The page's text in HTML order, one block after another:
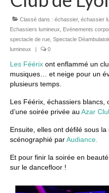
Classé dans : échassier, échassier
Echassiers lumineux, Evènements
spectacle de rue, Spectacle
lumineux
0
Les Féérix ont enflammé un
musiques… et neige pour un
plusieurs temps.
Les Féérix, échassiers blancs,
d’une soirée privée au Azar
Ensuite, elles ont défilé sous
scénographié parAudiance.
Et pour finir la soirée en
sur le dancefloor !